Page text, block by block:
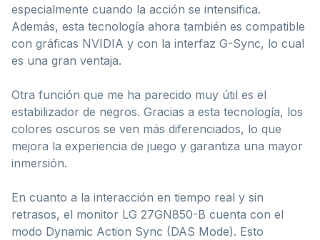
especialmente cuando la acción se intensifica.
Además, esta tecnología ahora también es compatible
con gráficas NVIDIA y con la interfaz G-Sync, lo cual
es una gran ventaja.
Otra función que me ha parecido muy útil es el
estabilizador de negros. Gracias a esta tecnología, los
colores oscuros se ven más diferenciados, lo que
mejora la experiencia de juego y garantiza una mayor
inmersión.
En cuanto a la interacción en tiempo real y sin
retrasos, el monitor LG 27GN850-B cuenta con el
modo Dynamic Action Sync (DAS Mode). Esto